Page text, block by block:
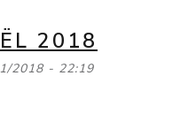
2018
2018 - 22:19